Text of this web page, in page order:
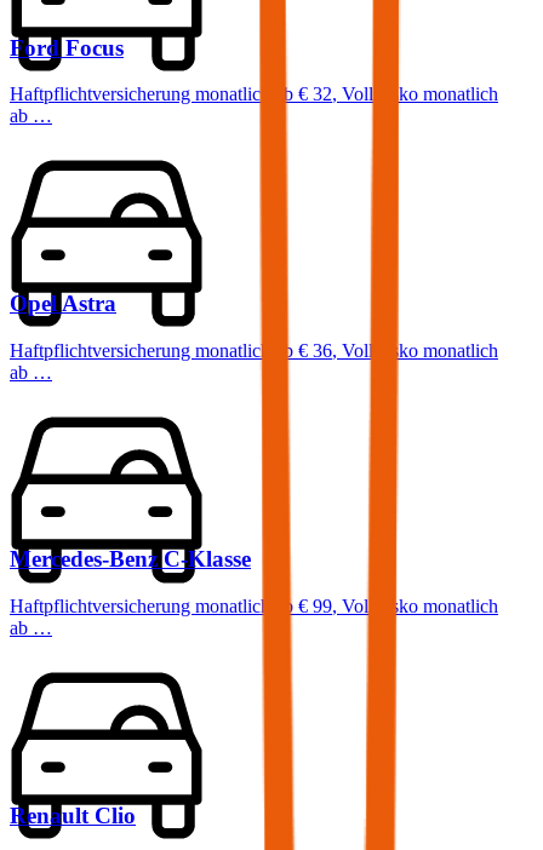
Ford Focus
Haftpflichtversicherung monatlich ab € 32, Vollkasko monatlich
ab …
Opel Astra
Haftpflichtversicherung monatlich ab € 36, Vollkasko monatlich
ab …
Mercedes-Benz C-Klasse
Haftpflichtversicherung monatlich ab € 99, Vollkasko monatlich
ab …
Renault Clio